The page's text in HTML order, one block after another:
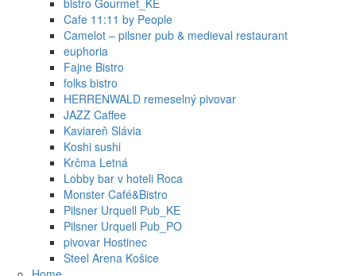
bistro Gourmet_KE
Cafe 11:11 by People
Camelot – pilsner pub & medieval restaurant
euphoria
Fajne Bistro
folks bistro
HERRENWALD remeselný pivovar
JAZZ Caffee
Kaviareň Slávia
Koshi sushi
Krčma Letná
Lobby bar v hoteli Roca
Monster Café&Bistro
Pilsner Urquell Pub_KE
Pilsner Urquell Pub_PO
pivovar Hostinec
Steel Arena Košice